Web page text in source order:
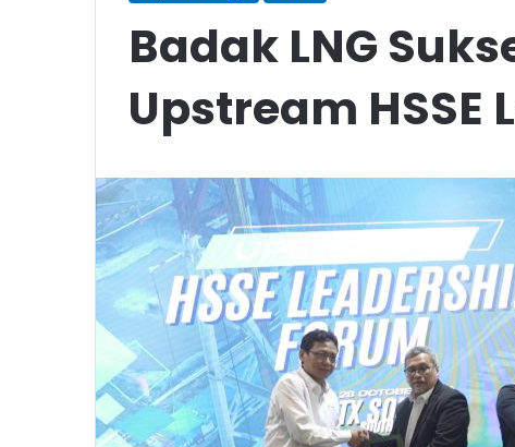
Badak LNG
Upstream HSSE